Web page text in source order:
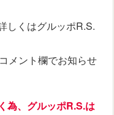
しくはグルッポR.S.
メント欄でお知らせ
為、グルッポR.S.は